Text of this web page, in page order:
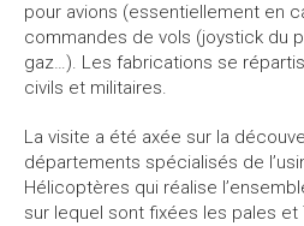
pour avions (essentiellement en
commandes de vols (joystick du
gaz…). Les fabrications se
civils et militaires.
La visite a été axée sur la
départements spécialisés de
Hélicoptères qui réalise
sur lequel sont fixées les pales et